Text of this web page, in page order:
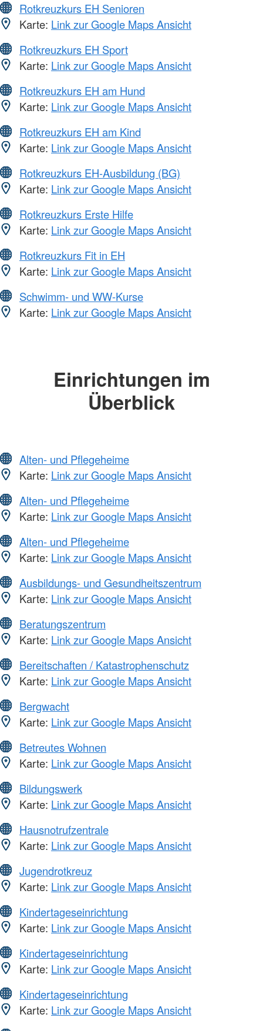
Rotkreuzkurs EH Senioren
Karte: Link zur Google Maps Ansicht
Rotkreuzkurs EH Sport
Karte: Link zur Google Maps Ansicht
Rotkreuzkurs EH am Hund
Karte: Link zur Google Maps Ansicht
Rotkreuzkurs EH am Kind
Karte: Link zur Google Maps Ansicht
Rotkreuzkurs EH-Ausbildung (BG)
Karte: Link zur Google Maps Ansicht
Rotkreuzkurs Erste Hilfe
Karte: Link zur Google Maps Ansicht
Rotkreuzkurs Fit in EH
Karte: Link zur Google Maps Ansicht
Schwimm- und WW-Kurse
Karte: Link zur Google Maps Ansicht
Einrichtungen im
Überblick
Alten- und Pflegeheime
Karte: Link zur Google Maps Ansicht
Alten- und Pflegeheime
Karte: Link zur Google Maps Ansicht
Alten- und Pflegeheime
Karte: Link zur Google Maps Ansicht
Ausbildungs- und Gesundheitszentrum
Karte: Link zur Google Maps Ansicht
Beratungszentrum
Karte: Link zur Google Maps Ansicht
Bereitschaften / Katastrophenschutz
Karte: Link zur Google Maps Ansicht
Bergwacht
Karte: Link zur Google Maps Ansicht
Betreutes Wohnen
Karte: Link zur Google Maps Ansicht
Bildungswerk
Karte: Link zur Google Maps Ansicht
Hausnotrufzentrale
Karte: Link zur Google Maps Ansicht
Jugendrotkreuz
Karte: Link zur Google Maps Ansicht
Kindertageseinrichtung
Karte: Link zur Google Maps Ansicht
Kindertageseinrichtung
Karte: Link zur Google Maps Ansicht
Kindertageseinrichtung
Karte: Link zur Google Maps Ansicht